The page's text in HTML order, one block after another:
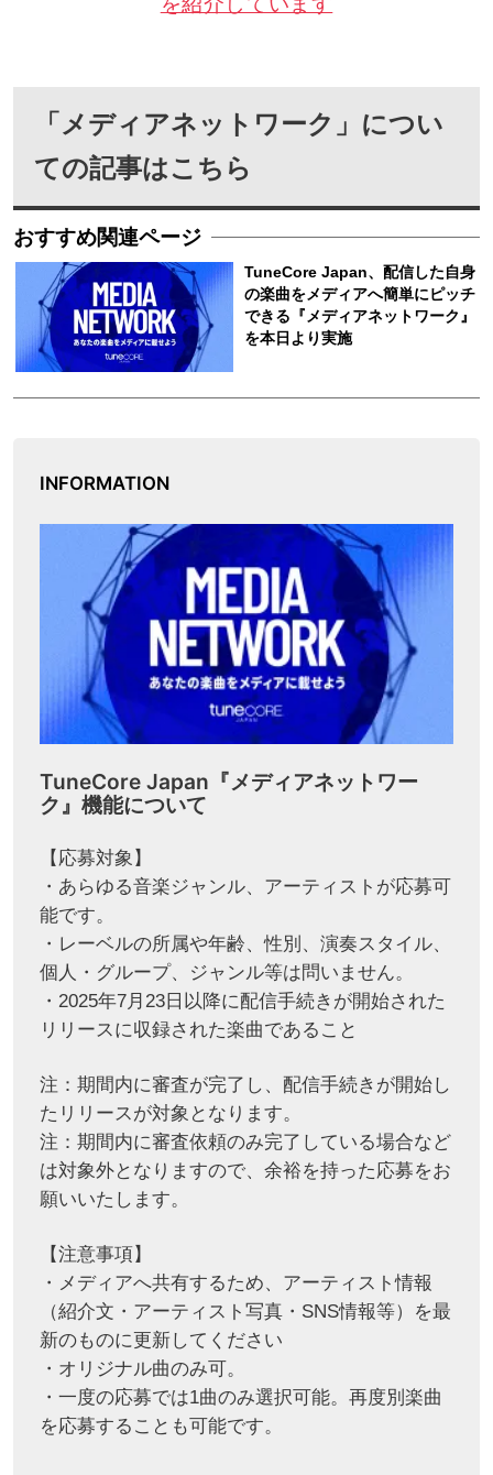
「メディアネットワーク」につい
ての記事はこちら
INFORMATION
TuneCore Japan『メディアネットワー
ク』機能について
【応募対象】
・あらゆる音楽ジャンル、アーティストが応募可
能です。
・レーベルの所属や年齢、性別、演奏スタイル、
個人・グループ、ジャンル等は問いません。
・2025年7月23日以降に配信手続きが開始された
リリースに収録された楽曲であること
注：期間内に審査が完了し、配信手続きが開始し
たリリースが対象となります。
注：期間内に審査依頼のみ完了している場合など
は対象外となりますので、余裕を持った応募をお
願いいたします。
【注意事項】
・メディアへ共有するため、アーティスト情報
（紹介文・アーティスト写真・SNS情報等）を最
新のものに更新してください
・オリジナル曲のみ可。
・一度の応募では1曲のみ選択可能。再度別楽曲
を応募することも可能です。